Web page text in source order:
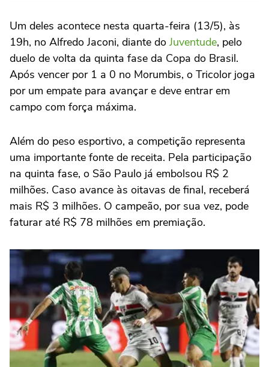
Um deles acontece nesta quarta-feira (13/5), às
19h, no Alfredo Jaconi, diante do Juventude, pelo
duelo de volta da quinta fase da Copa do Brasil.
Após vencer por 1 a 0 no Morumbis, o Tricolor joga
por um empate para avançar e deve entrar em
campo com força máxima.
Além do peso esportivo, a competição representa
uma importante fonte de receita. Pela participação
na quinta fase, o São Paulo já embolsou R$ 2
milhões. Caso avance às oitavas de final, receberá
mais R$ 3 milhões. O campeão, por sua vez, pode
faturar até R$ 78 milhões em premiação.